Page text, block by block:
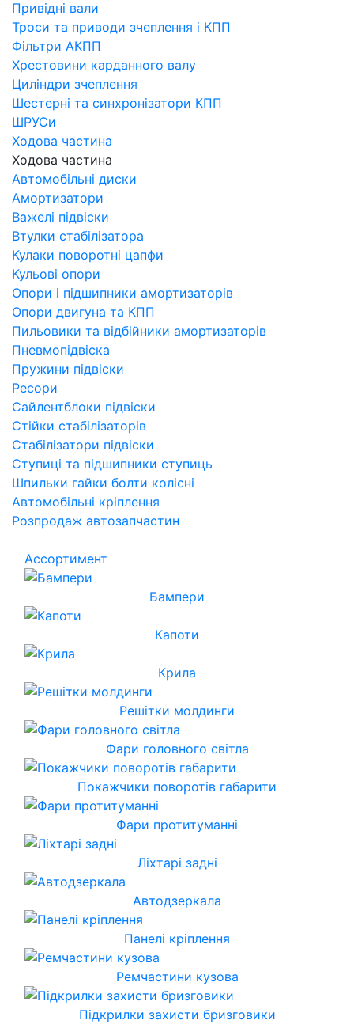
Привідні вали
Троси та приводи зчеплення і КПП
Фільтри АКПП
Хрестовини карданного валу
Циліндри зчеплення
Шестерні та синхронізатори КПП
ШРУСи
Ходова частина
Ходова частина
Автомобільні диски
Амортизатори
Важелі підвіски
Втулки стабілізатора
Кулаки поворотні цапфи
Кульові опори
Опори і підшипники амортизаторів
Опори двигуна та КПП
Пильовики та відбійники амортизаторів
Пневмопідвіска
Пружини підвіски
Ресори
Сайлентблоки підвіски
Стійки стабілізаторів
Стабілізатори підвіски
Ступиці та підшипники ступиць
Шпильки гайки болти колісні
Автомобільні кріплення
Розпродаж автозапчастин
Ассортимент
Бампери
Капоти
Крила
Решітки молдинги
Фари головного світла
Покажчики поворотів габарити
Фари протитуманні
Ліхтарі задні
Автодзеркала
Панелі кріплення
Ремчастини кузова
Підкрилки захисти бризговики